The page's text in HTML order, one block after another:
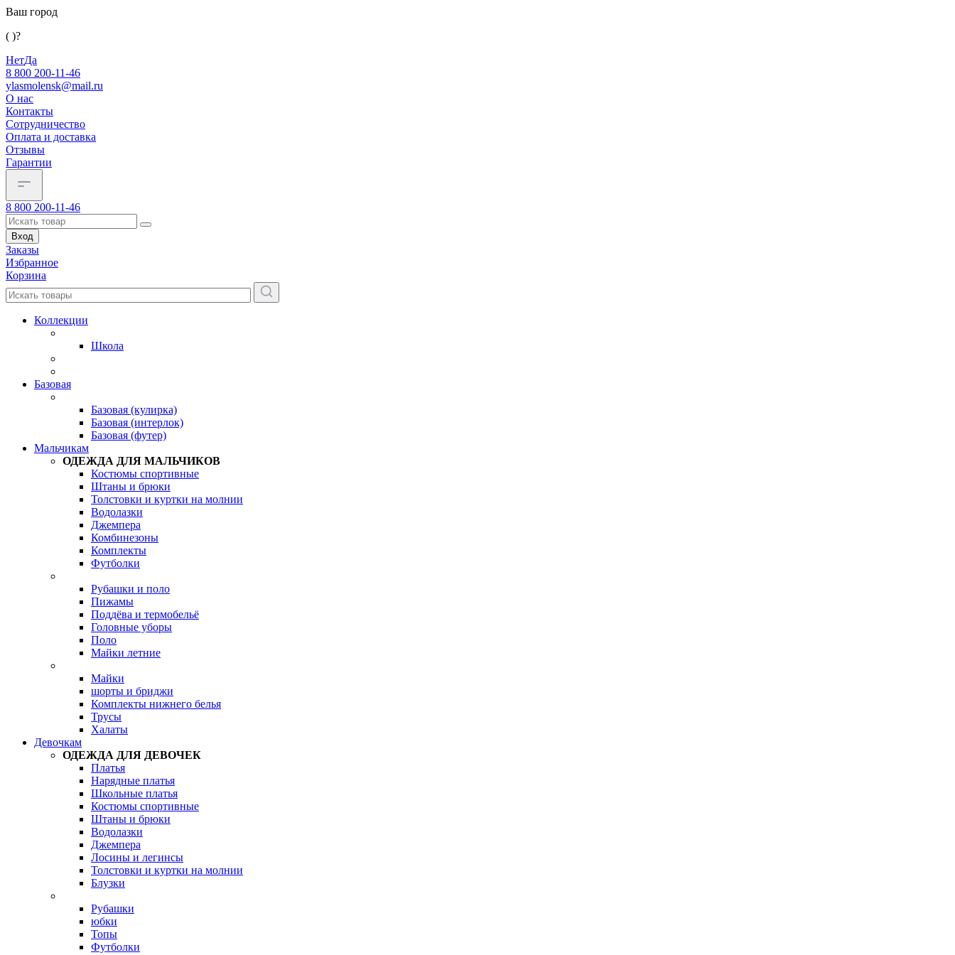
Ваш город
( )?
НетДа
8 800 200-11-46
ylasmolensk@mail.ru
О нас
Контакты
Сотрудничество
Оплата и доставка
Отзывы
Гарантии
8 800 200-11-46
Вход
Заказы
Избранное
Корзина
Коллекции
Школа
Базовая
Базовая (кулирка)
Базовая (интерлок)
Базовая (футер)
Мальчикам
ОДЕЖДА ДЛЯ МАЛЬЧИКОВ
Костюмы спортивные
Штаны и брюки
Толстовки и куртки на молнии
Водолазки
Джемпера
Комбинезоны
Комплекты
Футболки
Рубашки и поло
Пижамы
Поддёва и термобельё
Головные уборы
Поло
Майки летние
Майки
шорты и бриджи
Комплекты нижнего белья
Трусы
Халаты
Девочкам
ОДЕЖДА ДЛЯ ДЕВОЧЕК
Платья
Нарядные платья
Школьные платья
Костюмы спортивные
Штаны и брюки
Водолазки
Джемпера
Лосины и легинсы
Толстовки и куртки на молнии
Блузки
Рубашки
юбки
Топы
Футболки